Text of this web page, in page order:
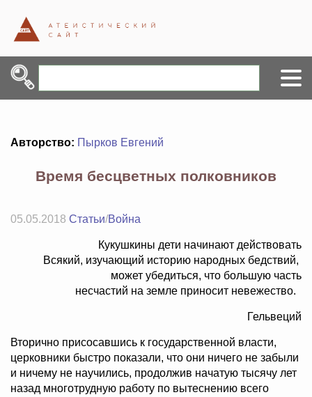
Авторство: Пырков Евгений
Время бесцветных полковников
05.05.2018 Статьи/Война
Кукушкины дети начинают действовать
Всякий, изучающий историю народных бедствий,
может убедиться, что большую часть
несчастий на земле приносит невежество.
Гельвеций
Вторично присосавшись к государственной власти,
церковники быстро показали, что они ничего не забыли
и ничему не научились, продолжив начатую тысячу лет
назад многотрудную работу по вытеснению всего